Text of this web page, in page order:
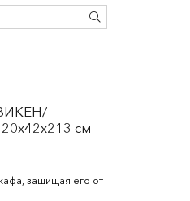
см
защищая его от